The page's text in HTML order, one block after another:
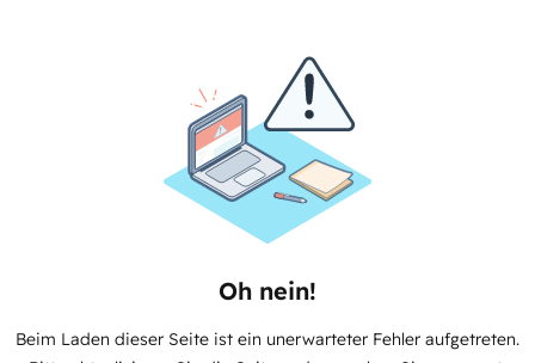
Oh nein!
Beim Laden dieser Seite ist ein unerwarteter Fehler aufgetreten.